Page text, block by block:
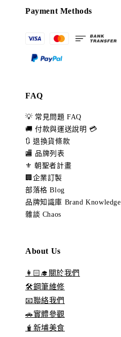
Payment Methods
FAQ
💡 常見問題 FAQ
🚚 付款與運送說明 💳
🔃 退換貨條款
🏬 品牌列表
⚜️ 朝聖者計畫
🏢企業訂製
部落格 Blog
品牌知識庫 Brand Knowledge
雜談 Chaos
About Us
👩🏻‍🎓關於我們
🛠️鋼筆維修
📧聯絡我們
🚗實體參觀
🧋新埔美食